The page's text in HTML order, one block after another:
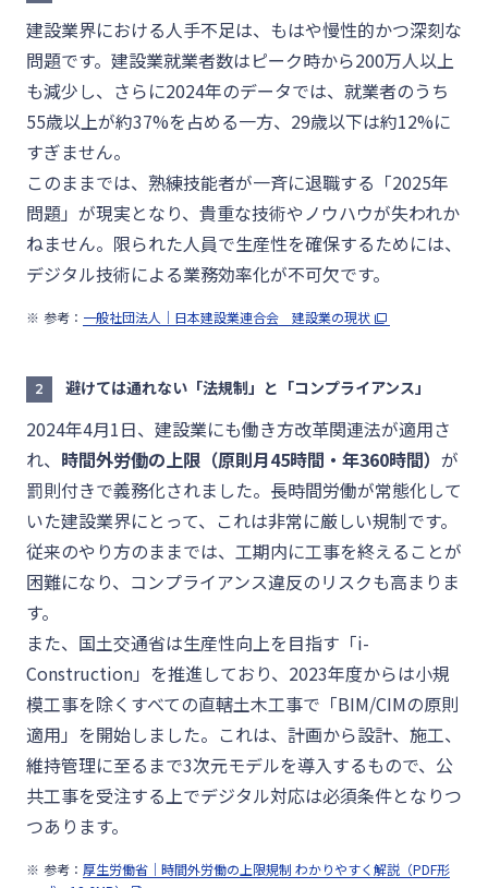
建設業界における人手不足は、もはや慢性的かつ深刻な
問題です。建設業就業者数はピーク時から200万人以上
も減少し、さらに2024年のデータでは、就業者のうち
55歳以上が約37%を占める一方、29歳以下は約12%に
すぎません。
このままでは、熟練技能者が一斉に退職する「2025年
問題」が現実となり、貴重な技術やノウハウが失われか
ねません。限られた人員で生産性を確保するためには、
デジタル技術による業務効率化が不可欠です。
参考： 一般社団法人｜日本建設業連合会 建設業の現状
2 避けては通れない「法規制」と「コンプライアンス」
2024年4月1日、建設業にも働き方改革関連法が適用さ
れ、 時間外労働の上限（原則月45時間・年360時間） が
罰則付きで義務化されました。長時間労働が常態化して
いた建設業界にとって、これは非常に厳しい規制です。
従来のやり方のままでは、工期内に工事を終えることが
困難になり、コンプライアンス違反のリスクも高まりま
す。
また、国土交通省は生産性向上を目指す「i-
Construction」を推進しており、2023年度からは小規
模工事を除くすべての直轄土木工事で「BIM/CIMの原則
適用」を開始しました。これは、計画から設計、施工、
維持管理に至るまで3次元モデルを導入するもので、公
共工事を受注する上でデジタル対応は必須条件となりつ
つあります。
参考： 厚生労働省｜時間外労働の上限規制 わかりやすく解説（PDF形